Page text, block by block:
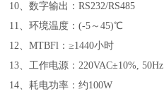
10、数字输出：RS232/RS485
11、环境温度：(-5～45)℃
12、MTBFl：≥1440小时
13、工作电源：220VAC±10%, 50Hz
14、耗电功率：约100W